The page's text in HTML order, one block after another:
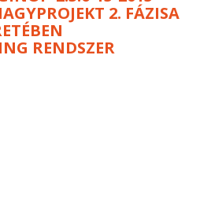
2. FÁZISA
RENDSZER